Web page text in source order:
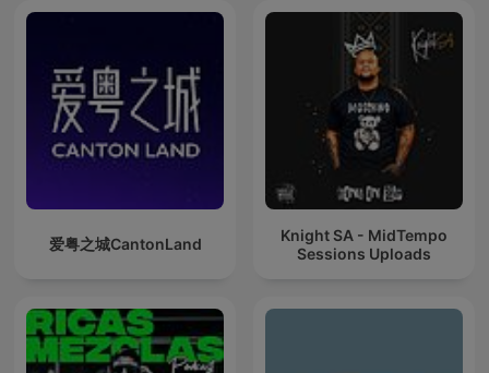
爱粤之城CantonLand
Knight SA - MidTempo
Sessions Uploads